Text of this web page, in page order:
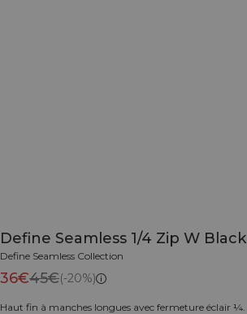
Define Seamless 1/4 Zip W Black
Define Seamless Collection
36€45€(-20%)
Haut fin à manches longues avec fermeture éclair ¼.